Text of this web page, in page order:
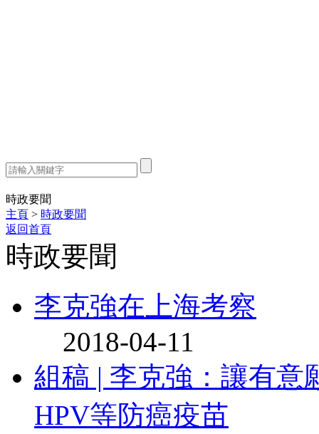
時政要聞
主頁 > 時政要聞
返回首頁
時政要聞
李克強在上海考察
2018-04-11
組稿 | 李克強：讓有意
HPV等防癌疫苗